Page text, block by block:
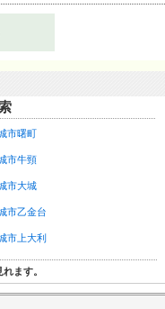
市曙町
市牛頸
市大城
市乙金台
市上大利
市瓦田